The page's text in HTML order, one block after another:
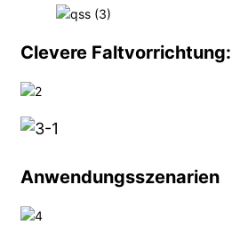
Clevere Faltvorrichtung:
Anwendungsszenarien